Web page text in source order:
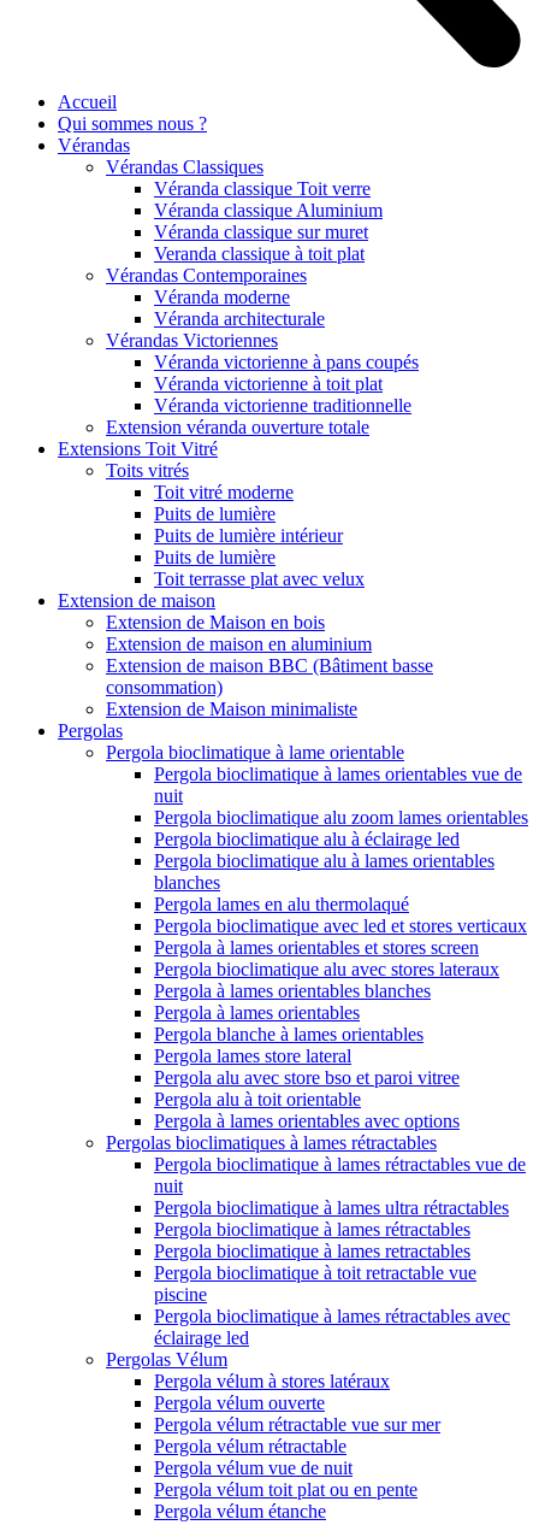
Accueil
Qui sommes nous ?
Vérandas
Vérandas Classiques
Véranda classique Toit verre
Véranda classique Aluminium
Véranda classique sur muret
Veranda classique à toit plat
Vérandas Contemporaines
Véranda moderne
Véranda architecturale
Vérandas Victoriennes
Véranda victorienne à pans coupés
Véranda victorienne à toit plat
Véranda victorienne traditionnelle
Extension véranda ouverture totale
Extensions Toit Vitré
Toits vitrés
Toit vitré moderne
Puits de lumière
Puits de lumière intérieur
Puits de lumière
Toit terrasse plat avec velux
Extension de maison
Extension de Maison en bois
Extension de maison en aluminium
Extension de maison BBC (Bâtiment basse
consommation)
Extension de Maison minimaliste
Pergolas
Pergola bioclimatique à lame orientable
Pergola bioclimatique à lames orientables vue de
nuit
Pergola bioclimatique alu zoom lames orientables
Pergola bioclimatique alu à éclairage led
Pergola bioclimatique alu à lames orientables
blanches
Pergola lames en alu thermolaqué
Pergola bioclimatique avec led et stores verticaux
Pergola à lames orientables et stores screen
Pergola bioclimatique alu avec stores lateraux
Pergola à lames orientables blanches
Pergola à lames orientables
Pergola blanche à lames orientables
Pergola lames store lateral
Pergola alu avec store bso et paroi vitree
Pergola alu à toit orientable
Pergola à lames orientables avec options
Pergolas bioclimatiques à lames rétractables
Pergola bioclimatique à lames rétractables vue de
nuit
Pergola bioclimatique à lames ultra rétractables
Pergola bioclimatique à lames rétractables
Pergola bioclimatique à lames retractables
Pergola bioclimatique à toit retractable vue
piscine
Pergola bioclimatique à lames rétractables avec
éclairage led
Pergolas Vélum
Pergola vélum à stores latéraux
Pergola vélum ouverte
Pergola vélum rétractable vue sur mer
Pergola vélum rétractable
Pergola vélum vue de nuit
Pergola vélum toit plat ou en pente
Pergola vélum étanche